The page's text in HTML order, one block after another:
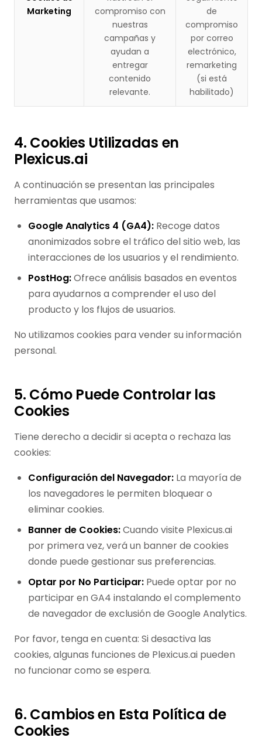
Marketing
compromiso con
nuestras
campañas y
ayudan a
entregar
contenido
relevante.
de
compromiso
por correo
electrónico,
remarketing
(si está
habilitado)
4. Cookies Utilizadas en
Plexicus.ai
A continuación se presentan las principales
herramientas que usamos:
Google Analytics 4 (GA4): Recoge datos
anonimizados sobre el tráfico del sitio web, las
interacciones de los usuarios y el rendimiento.
PostHog:Ofrece análisis basados en eventos
para ayudarnos a comprender el uso del
producto y los flujos de usuarios.
No utilizamos cookies para vender su información
personal.
5. Cómo Puede Controlar las
Cookies
Tiene derecho a decidir si acepta o rechaza las
cookies:
Configuración del Navegador: La mayoría de
los navegadores le permiten bloquear o
eliminar cookies.
Banner de Cookies:Cuando visite Plexicus.ai
por primera vez, verá un banner de cookies
donde puede gestionar sus preferencias.
Optar por No Participar: Puede optar por no
participar en GA4 instalando el complemento
de navegador de exclusión de Google Analytics.
Por favor, tenga en cuenta: Si desactiva las
cookies, algunas funciones de Plexicus.ai pueden
no funcionar como se espera.
6. Cambios en Esta Política de
Cookies